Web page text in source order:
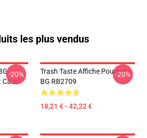
les plus vendus
-20%
Trash Taste Affiche Pourpre
BG RB2709
18,21 € - 42,22 €
-20%